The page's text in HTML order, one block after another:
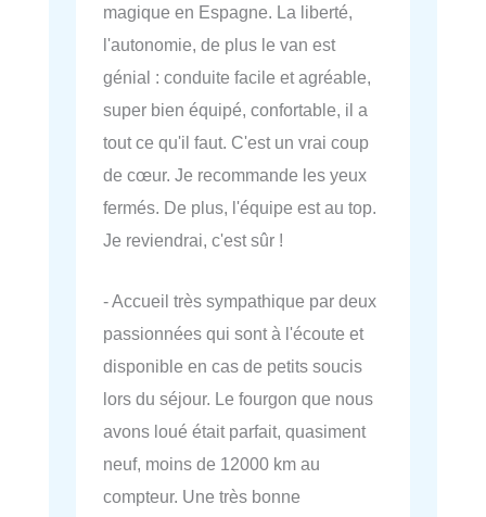
magique en Espagne. La liberté,
l'autonomie, de plus le van est
génial : conduite facile et agréable,
super bien équipé, confortable, il a
tout ce qu'il faut. C'est un vrai coup
de cœur. Je recommande les yeux
fermés. De plus, l'équipe est au top.
Je reviendrai, c'est sûr !
- Accueil très sympathique par deux
passionnées qui sont à l'écoute et
disponible en cas de petits soucis
lors du séjour. Le fourgon que nous
avons loué était parfait, quasiment
neuf, moins de 12000 km au
compteur. Une très bonne